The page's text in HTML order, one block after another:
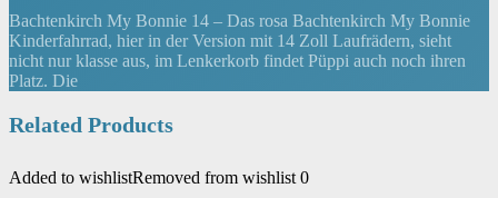
Bachtenkirch My Bonnie 14 – Das rosa Bachtenkirch My Bonnie
Kinderfahrrad, hier in der Version mit 14 Zoll Laufrädern, sieht
nicht nur klasse aus, im Lenkerkorb findet Püppi auch noch ihren
Platz. Die
Related Products
Added to wishlistRemoved from wishlist 0